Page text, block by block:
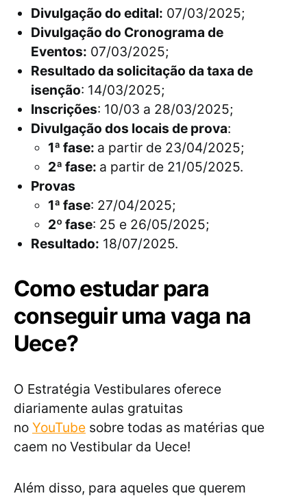
Divulgação do edital: 07/03/2025;
Divulgação do Cronograma de
Eventos: 07/03/2025;
Resultado da solicitação da taxa de
isenção: 14/03/2025;
Inscrições: 10/03 a 28/03/2025;
Divulgação dos locais de prova:
1ª fase: a partir de 23/04/2025;
2ª fase: a partir de 21/05/2025.
Provas
1ª fase: 27/04/2025;
2º fase: 25 e 26/05/2025;
Resultado: 18/07/2025.
Como estudar para
conseguir uma vaga na
Uece?
O Estratégia Vestibulares oferece
diariamente aulas gratuitas
no YouTube sobre todas as matérias que
caem no Vestibular da Uece!
Além disso, para aqueles que querem